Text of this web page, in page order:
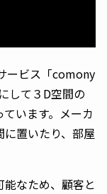
ービス「comony
して３D空間の
います。メーカ
置いたり、部屋
なため、顧客と